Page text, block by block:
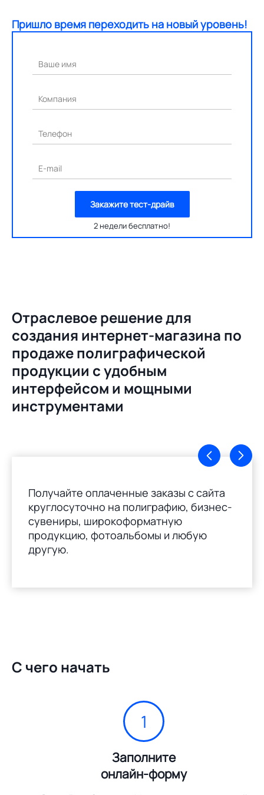
Пришло время переходить на новый уровень!
Ваше имя
Компания
Телефон
E-mail
Закажите тест-драйв
2 недели бесплатно!
Отраслевое решение для
создания интернет-магазина по
продаже полиграфической
продукции с удобным
интерфейсом и мощными
инструментами
Получайте оплаченные заказы с сайта
круглосуточно на полиграфию, бизнес-
сувениры, широкоформатную
продукцию, фотоальбомы и любую
другую.
С чего начать
1
Заполните
онлайн-форму